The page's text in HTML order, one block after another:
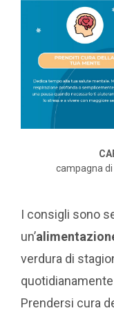
campagna di
I consigli sono
un’
verdura di
Prendersi cura